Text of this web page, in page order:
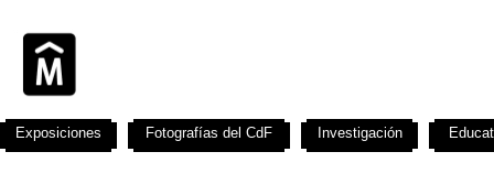
Exposiciones Fotografías del CdF Investigación